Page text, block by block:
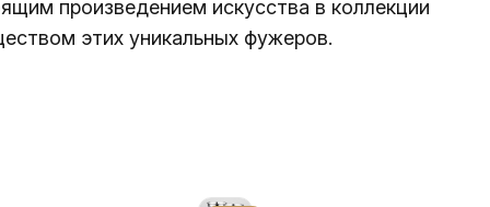
произведением искусства в коллекции
этих уникальных фужеров.